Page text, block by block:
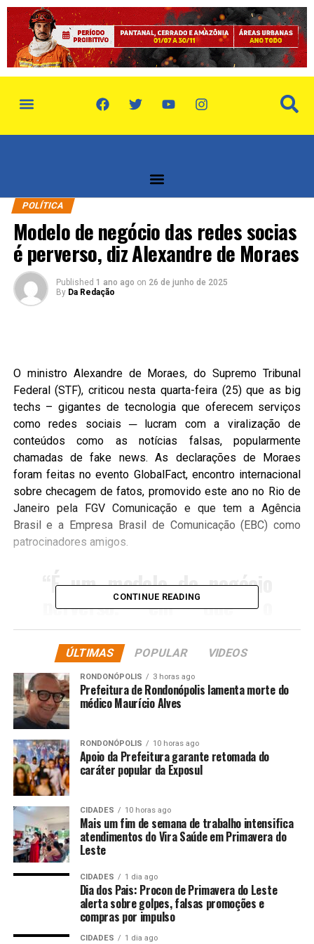
POLÍTICA
Modelo de negócio das redes socias
é perverso, diz Alexandre de Moraes
Published 1 ano ago on 26 de junho de 2025
By Da Redação
O ministro Alexandre de Moraes, do Supremo Tribunal
Federal (STF), criticou nesta quarta-feira (25) que as big
techs – gigantes de tecnologia que oferecem serviços
como redes sociais ─ lucram com a viralização de
conteúdos como as notícias falsas, popularmente
chamadas de fake news. As declarações de Moraes
foram feitas no evento GlobalFact, encontro internacional
sobre checagem de fatos, promovido este ano no Rio de
Janeiro pela FGV Comunicação e que tem a Agência
Brasil e a Empresa Brasil de Comunicação (EBC) como
patrocinadores amigos.
“É um modelo de negócio
perverso, em que o
faturamento maior se dá
exatamente pelo discurso
de ódio, pelo conflito, pelo
ataque e não pela narrativa
de notícias, pela exposição
de fatos”, afirmou. “Pouco
importa se o fato é
verdadeiro ou falso, desde
que o fato choque, dêlikes
[curtidas], dê mais
engajamento e se monetize
mais, ganhe mais dinheiro”,
completou.
CONTINUE READING
ÚLTIMAS POPULAR VIDEOS
RONDONÓPOLIS 3 horas ago
Prefeitura de Rondonópolis lamenta morte do
médico Maurício Alves
RONDONÓPOLIS 10 horas ago
Apoio da Prefeitura garante retomada do
caráter popular da Exposul
CIDADES 10 horas ago
Mais um fim de semana de trabalho intensifica
atendimentos do Vira Saúde em Primavera do
Leste
CIDADES 1 dia ago
Dia dos Pais: Procon de Primavera do Leste
alerta sobre golpes, falsas promoções e
compras por impulso
CIDADES 1 dia ago